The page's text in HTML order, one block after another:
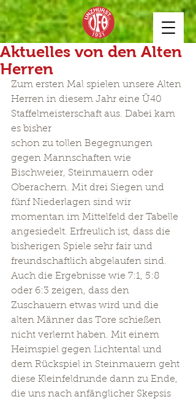
Aktuelles von den Alten
Herren
Zum ersten Mal spielen unsere Alten
Herren in diesem Jahr eine Ü40
Staffelmeisterschaft aus. Dabei kam
es bisher
schon zu tollen Begegnungen
gegen Mannschaften wie
Bischweier, Steinmauern oder
Oberachern. Mit drei Siegen und
fünf Niederlagen sind wir
momentan im Mittelfeld der Tabelle
angesiedelt. Erfreulich ist, dass die
bisherigen Spiele sehr fair und
freundschaftlich abgelaufen sind.
Auch die Ergebnisse wie 7:1, 5:8
oder 6:3 zeigen, dass den
Zuschauern etwas wird und die
alten Männer das Tore schießen
nicht verlernt haben. Mit einem
Heimspiel gegen Lichtental und
dem Rückspiel in Steinmauern geht
diese Kleinfeldrunde dann zu Ende,
die uns nach anfänglicher Skepsis